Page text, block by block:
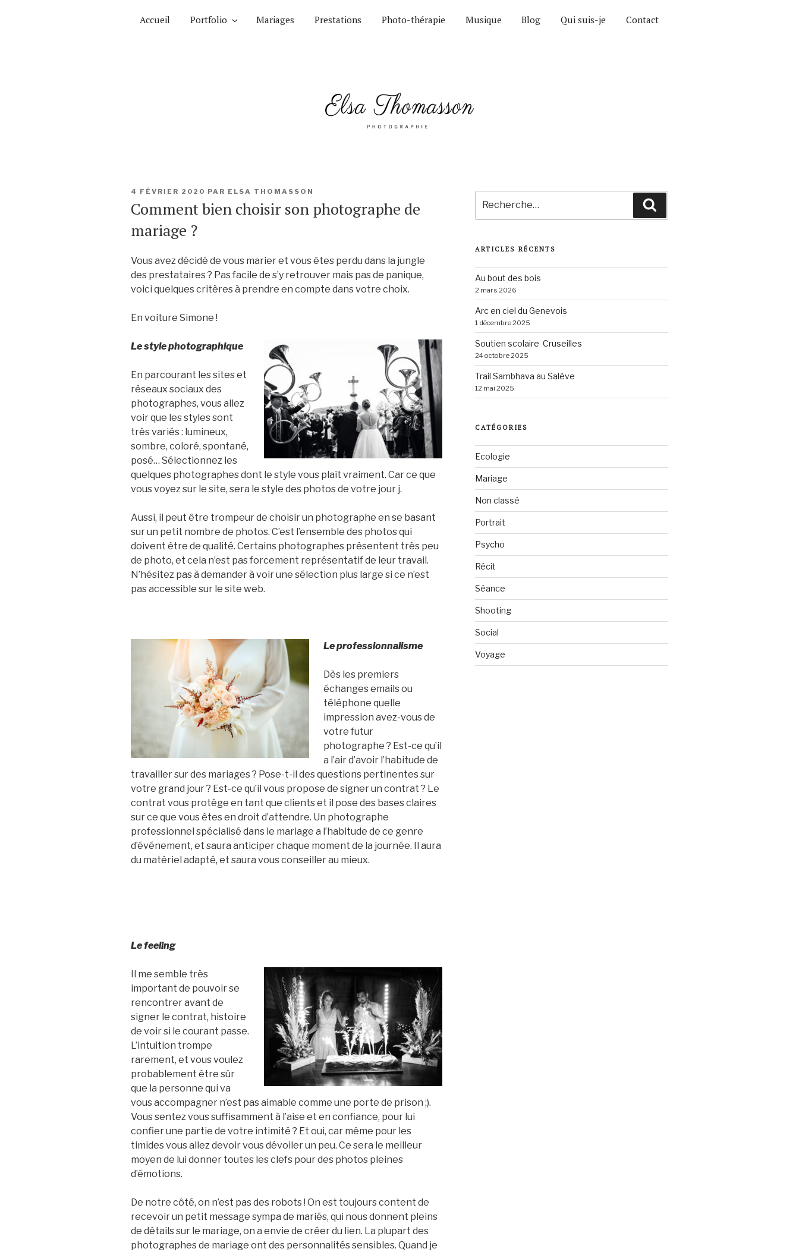
Accueil Portfolio Mariages Prestations Photo-thérapie Musique Blog Qui suis-je Contact
PUBLIÉ
4 FÉVRIER 2020 PAR ELSA THOMASSON
Comment bien choisir son photographe de
mariage ?
Vous avez décidé de vous marier et vous êtes perdu dans la jungle
des prestataires ? Pas facile de s’y retrouver mais pas de panique,
voici quelques critères à prendre en compte dans votre choix.
En voiture Simone !
Le style photographique
En parcourant les sites et
réseaux sociaux des
photographes, vous allez
voir que les styles sont
très variés : lumineux,
sombre, coloré, spontané,
posé… Sélectionnez les
quelques photographes dont le style vous plaît vraiment. Car ce que
vous voyez sur le site, sera le style des photos de votre jour j.
Aussi, il peut être trompeur de choisir un photographe en se basant
sur un petit nombre de photos. C’est l’ensemble des photos qui
doivent être de qualité. Certains photographes présentent très peu
de photo, et cela n’est pas forcement représentatif de leur travail.
N’hésitez pas à demander à voir une sélection plus large si ce n’est
pas accessible sur le site web.
Le professionnalisme
Dès les premiers
échanges emails ou
téléphone quelle
impression avez-vous de
votre futur
photographe ? Est-ce qu’il
a l’air d’avoir l’habitude de
travailler sur des mariages ? Pose-t-il des questions pertinentes sur
votre grand jour ? Est-ce qu’il vous propose de signer un contrat ? Le
contrat vous protège en tant que clients et il pose des bases claires
sur ce que vous êtes en droit d’attendre. Un photographe
professionnel spécialisé dans le mariage a l’habitude de ce genre
d’événement, et saura anticiper chaque moment de la journée. Il aura
du matériel adapté, et saura vous conseiller au mieux.
Le feeling
Il me semble très
important de pouvoir se
rencontrer avant de
signer le contrat, histoire
de voir si le courant passe.
L’intuition trompe
rarement, et vous voulez
probablement être sûr
que la personne qui va
vous accompagner n’est pas aimable comme une porte de prison ;).
Vous sentez vous suffisamment à l’aise et en confiance, pour lui
confier une partie de votre intimité ? Et oui, car même pour les
timides vous allez devoir vous dévoiler un peu. Ce sera le meilleur
moyen de lui donner toutes les clefs pour des photos pleines
d’émotions.
De notre côté, on n’est pas des robots ! On est toujours content de
recevoir un petit message sympa de mariés, qui nous donnent pleins
de détails sur le mariage, on a envie de créer du lien. La plupart des
photographes de mariage ont des personnalités sensibles. Quand je
pour
:
ARTICLES RÉCENTS
Au bout des bois
2 mars 2026
Arc en ciel du Genevois
1 décembre 2025
Soutien scolaire Cruseilles
24 octobre 2025
Trail Sambhava au Salève
12 mai 2025
CATÉGORIES
Ecologie
Mariage
Non classé
Portrait
Psycho
Récit
Séance
Shooting
Social
Voyage